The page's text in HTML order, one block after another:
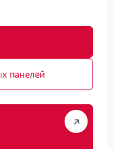
панелей